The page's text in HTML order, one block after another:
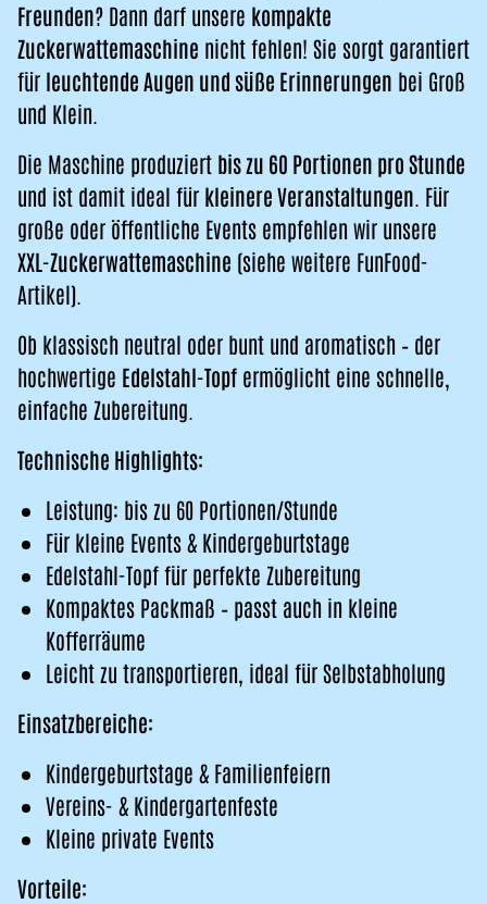
Freunden? Dann darf unsere kompakte
Zuckerwattemaschine nicht fehlen! Sie sorgt garantiert
für leuchtende Augen und süße Erinnerungen bei Groß
und Klein.
Die Maschine produziert bis zu 60 Portionen pro Stunde
und ist damit ideal für kleinere Veranstaltungen . Für
große oder öffentliche Events empfehlen wir unsere
XXL-Zuckerwattemaschine (siehe weitere FunFood-
Artikel).
Ob klassisch neutral oder bunt und aromatisch – der
hochwertige Edelstahl-Topf ermöglicht eine schnelle,
einfache Zubereitung.
Technische Highlights:
Leistung: bis zu 60 Portionen/Stunde
Für kleine Events & Kindergeburtstage
Edelstahl-Topf für perfekte Zubereitung
Kompaktes Packmaß – passt auch in kleine
Kofferräume
Leicht zu transportieren, ideal für Selbstabholung
Einsatzbereiche:
Kindergeburtstage & Familienfeiern
Vereins- & Kindergartenfeste
Kleine private Events
Vorteile: